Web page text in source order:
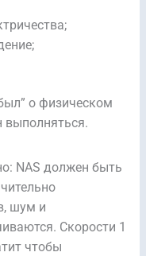
о физическом
выполняться.
NAS должен быть
шум и
Скорости 1
чтобы